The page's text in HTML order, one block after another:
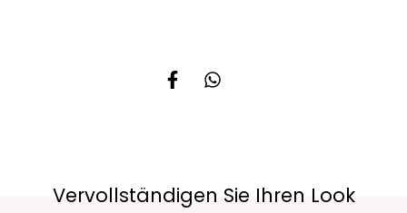
Vervollständigen Sie Ihren Look